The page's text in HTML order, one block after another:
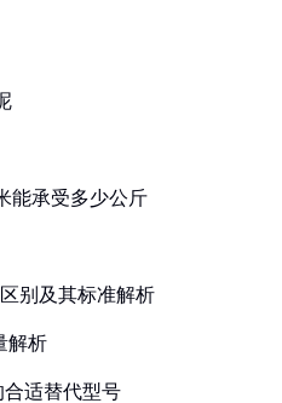
能承受多少公斤
别及其标准解析
解析
合适替代型号